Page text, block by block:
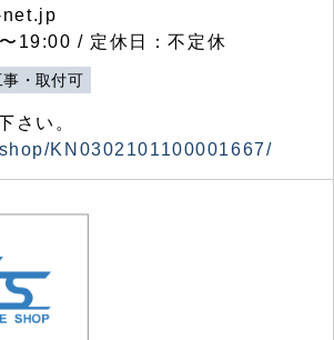
net.jp
19:00 / 定休日：不定休
事・取付可
さい。
KN0302101100001667/